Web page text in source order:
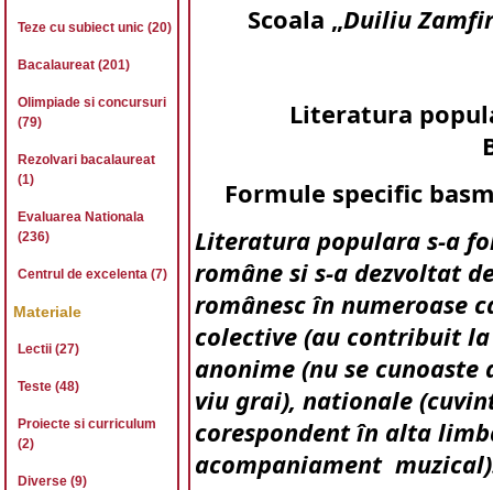
Scoala „Duiliu
Literatura
Formule specific
Literatura populara s-a
române si s-a dezvoltat
românesc în numeroase
colective (au contribuit
anonime (nu se
viu grai), nationale
corespondent în alta
acompaniament
Teze cu subiect unic (20)
Bacalaureat (201)
Olimpiade si concursuri
(79)
Rezolvari bacalaureat
(1)
Evaluarea Nationala
(236)
Centrul de excelenta (7)
Materiale
Lectii (27)
Teste (48)
Proiecte si curriculum
(2)
Diverse (9)